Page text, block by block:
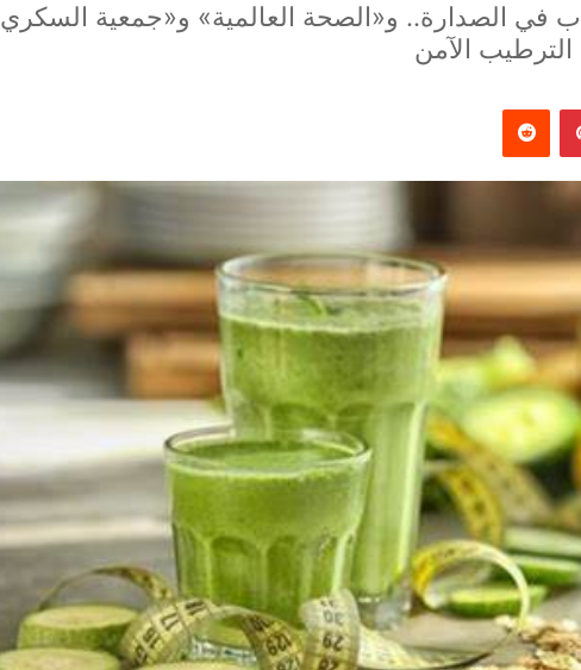
في الصدارة.. و«الصحة العالمية» و«جمعية السكري
الترطيب الآمن
بينتيريست